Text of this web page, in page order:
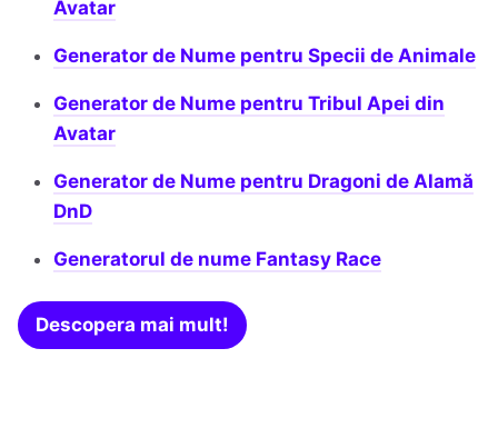
Avatar
Generator de Nume pentru Specii de Animale
Generator de Nume pentru Tribul Apei din
Avatar
Generator de Nume pentru Dragoni de Alamă
DnD
Generatorul de nume Fantasy Race
Descopera mai mult!